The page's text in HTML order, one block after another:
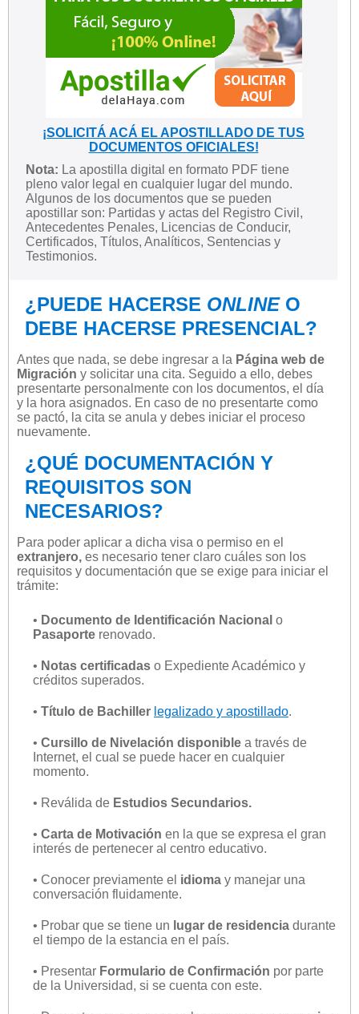
¡SOLICITÁ ACÁ EL APOSTILLADO DE TUS
DOCUMENTOS OFICIALES!
Nota: La apostilla digital en formato PDF tiene
pleno valor legal en cualquier lugar del mundo.
Algunos de los documentos que se pueden
apostillar son: Partidas y actas del Registro Civil,
Antecedentes Penales, Licencias de Conducir,
Certificados, Títulos, Analíticos, Sentencias y
Testimonios.
¿PUEDE HACERSE ONLINEO
DEBE HACERSE PRESENCIAL?
Antes que nada, se debe ingresar a la Página web de
Migración y solicitar una cita. Seguido a ello, debes
presentarte personalmente con los documentos, el día
y la hora asignados. En caso de no presentarte como
se pactó, la cita se anula y debes iniciar el proceso
nuevamente.
¿QUÉ DOCUMENTACIÓN Y
REQUISITOS SON
NECESARIOS?
Para poder aplicar a dicha visa o permiso en el
extranjero, es necesario tener claro cuáles son los
requisitos y documentación que se exige para iniciar el
trámite:
• Documento de Identificación Nacional o
Pasaporte renovado.
• Notas certificadas o Expediente Académico y
créditos superados.
• Título de Bachiller legalizado y apostillado.
• Cursillo de Nivelación disponible a través de
Internet, el cual se puede hacer en cualquier
momento.
• Reválida de Estudios Secundarios.
• Carta de Motivación en la que se expresa el gran
interés de pertenecer al centro educativo.
• Conocer previamente el idioma y manejar una
conversación fluidamente.
• Probar que se tiene un lugar de residencia durante
el tiempo de la estancia en el país.
• Presentar Formulario de Confirmación por parte
de la Universidad, si se cuenta con este.